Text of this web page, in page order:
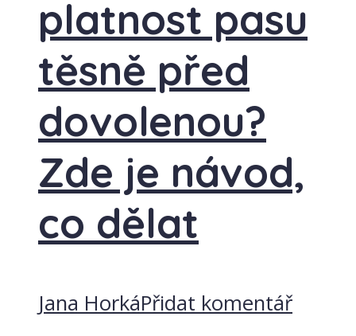
platnost pasu
těsně před
dovolenou?
Zde je návod,
co dělat
Jana HorkáPřidat komentář